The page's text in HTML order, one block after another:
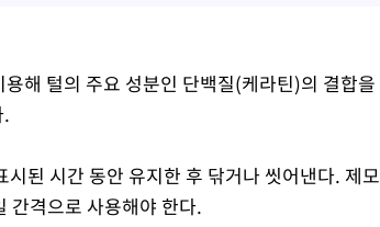
해 털의 주요 성분인 단백질(케라틴)의 결합을
.
된 시간 동안 유지한 후 닦거나 씻어낸다. 제모
간격으로 사용해야 한다.